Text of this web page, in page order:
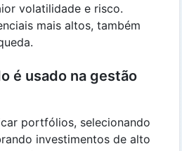
volatilidade e risco.
mais altos, também
é usado na gestão
portfólios, selecionando
investimentos de alto